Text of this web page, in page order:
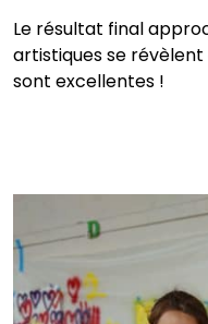
Le résultat final
artistiques se
sont excellentes !